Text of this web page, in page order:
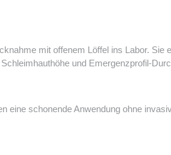
mit offenem Löffel ins Labor.
und Emergenzprofil-
eine schonende Anwendung ohne